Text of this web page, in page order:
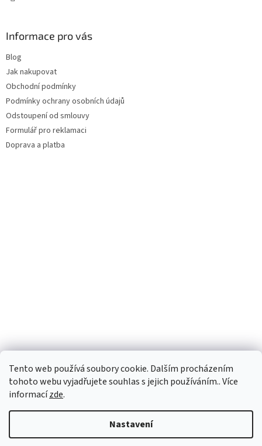
Tento web používá soubory cookie. Dalším procházením
tohoto webu vyjadřujete souhlas s jejich používáním.. Více
informacízde.
Nastavení
Informace pro vás
Blog
Jak nakupovat
Obchodní podmínky
Podmínky ochrany osobních údajů
Odstoupení od smlouvy
Formulář pro reklamaci
Doprava a platba
Facebook